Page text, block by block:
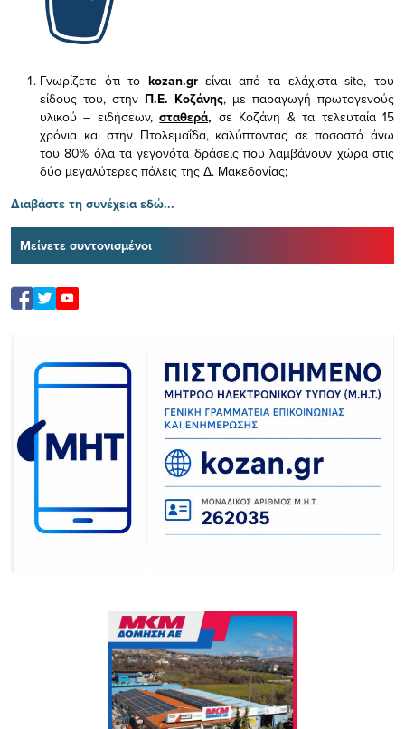
Γνωρίζετε ότι το kozan.gr είναι από τα ελάχισταsite, του
είδους του, στην Π.Ε. Κοζάνης, με παραγωγή πρωτογενούς
υλικού – ειδήσεων,σταθερά, σε Κοζάνη & τα τελευταία 15
χρόνια και στην Πτολεμαΐδα, καλύπτοντας σε ποσοστό άνω
του 80% όλα τα γεγονότα δράσεις που λαμβάνουν χώρα στις
δύο μεγαλύτερες πόλεις της Δ. Μακεδονίας;
Διαβάστε τη συνέχεια εδώ...
Μείνετε συντονισμένοι